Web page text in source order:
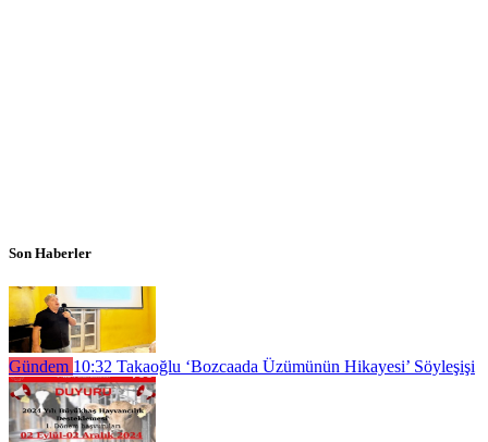
Son Haberler
Gündem 10:32 Takaoğlu ‘Bozcaada Üzümünün Hikayesi’ Söyleşişi